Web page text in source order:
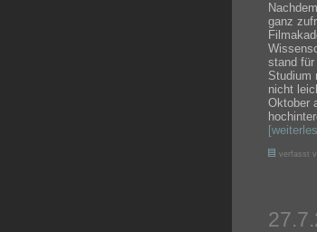
ganz
stand
Studium
nicht
Oktober
verfasst